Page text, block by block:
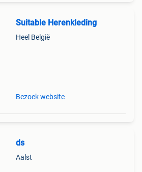
Suitable Herenkleding
Heel België
Bezoek website
ds
Aalst